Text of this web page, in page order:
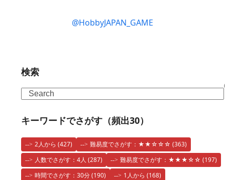
@HobbyJAPAN_GAME
検索
Search
キーワードでさがす（頻出30）
2人から (427) 難易度でさがす：★★☆☆☆ (363)
人数でさがす：4人 (287) 難易度でさがす：★★★☆☆ (197)
時間でさがす：30分(190) 1人から (168)